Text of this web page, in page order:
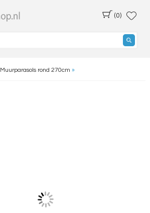
(0)
Muurparasols rond 270cm »